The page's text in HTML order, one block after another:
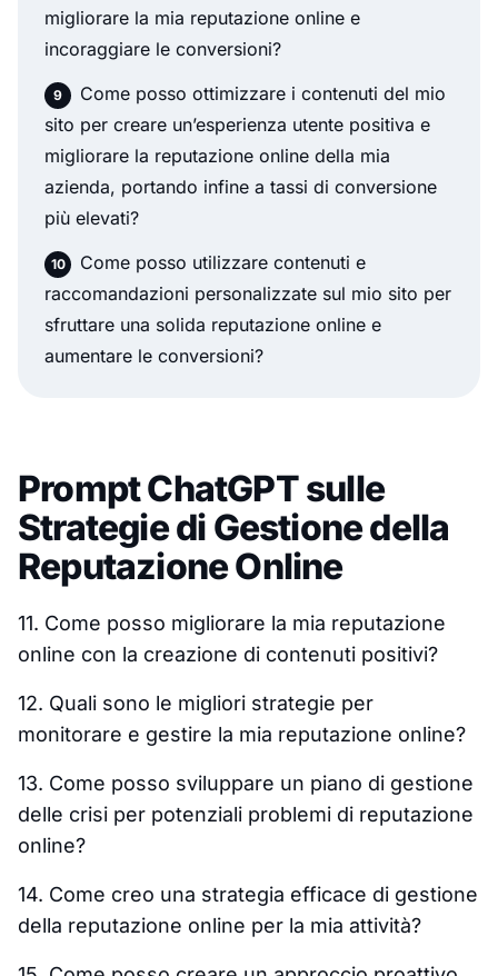
migliorare la mia reputazione online e
incoraggiare le conversioni?
Come posso ottimizzare i contenuti del mio
sito per creare un’esperienza utente positiva e
migliorare la reputazione online della mia
azienda, portando infine a tassi di conversione
più elevati?
Come posso utilizzare contenuti e
raccomandazioni personalizzate sul mio sito per
sfruttare una solida reputazione online e
aumentare le conversioni?
Prompt ChatGPT sulle
Strategie di Gestione della
Reputazione Online
11. Come posso migliorare la mia reputazione
online con la creazione di contenuti positivi?
12. Quali sono le migliori strategie per
monitorare e gestire la mia reputazione online?
13. Come posso sviluppare un piano di gestione
delle crisi per potenziali problemi di reputazione
online?
14. Come creo una strategia efficace di gestione
della reputazione online per la mia attività?